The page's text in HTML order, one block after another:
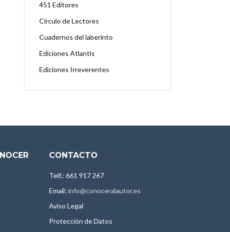
451 Editores
Círculo de Lectores
Cuadernos del laberinto
Ediciones Atlantis
Ediciones Irreverentes
CONTACTO
Telf.: 661 917 267
Email: info@conoceralautor.es
Aviso Legal
Protección de Datos